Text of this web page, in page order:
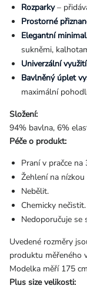
Rozparky–
Prostorné
Elegantní
sukněmi,
Univerzální využití
Bavlněný úplet
maximální
Složení:
94% bavlna, 6%
Péče o produkt:
Praní v pračce na
Žehlení na
Nebělit.
Chemicky nečistit.
Nedoporučuje se
Uvedené rozměry
produktu měřeného
Modelka měří 175
Plus size velikosti: